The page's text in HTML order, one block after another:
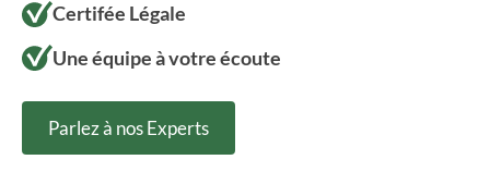
Certifée Légale
Une équipe à votre écoute
Parlez à nos Experts